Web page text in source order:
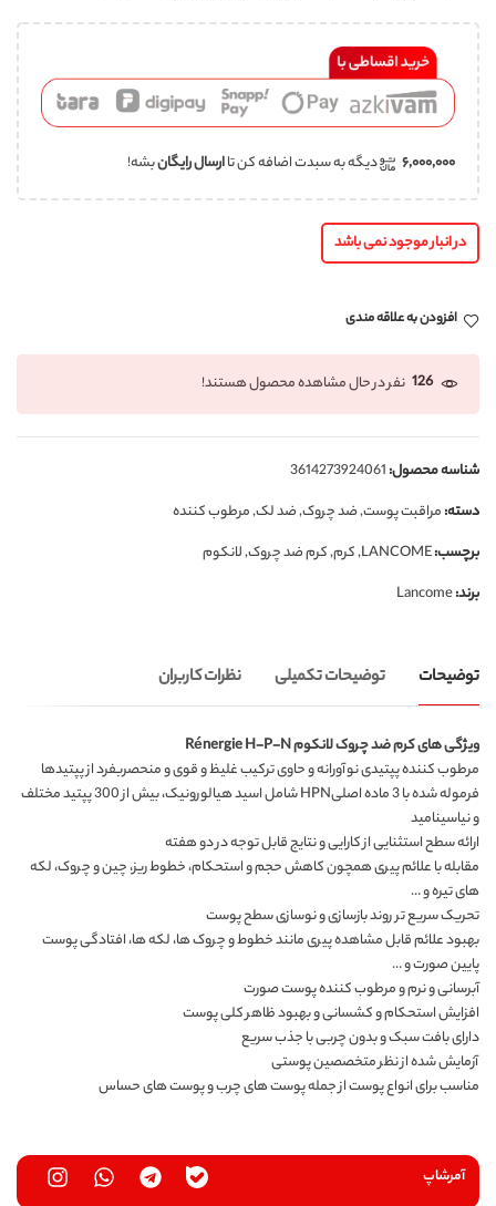
۶,۰۰۰,۰۰۰ دیگه به سبدت اضافه کن تاارسال رایگانبشه!
در انبار موجود نمی باشد
افزودن به علاقه مندی
126 نفر در حال مشاهده محصول هستند!
شناسه محصول:3614273924061
دسته:مراقبت پوست,ضد چروک,ضد لک,مرطوب کننده
برچسب:LANCOME
,کرم,کرم ضد چروک,لانکوم
برند:Lancome
توضیحات توضیحات تکمیلی نظرات کاربران
ویژگی های کرم ضد چروک لانکوم Rénergie H-P-N
مرطوب کننده پپتیدی نوآورانه و حاوی ترکیب غلیظ و قوی و منحصربفرد از پپتیدها
فرموله شده با 3 ماده اصلیHPN شامل اسید هیالورونیک، بیش از 300 پپتید مختلف
و نیاسینامید
ارائه سطح استثنایی از کارایی و نتایج قابل توجه در دو هفته
مقابله با علائم پیری همچون کاهش حجم و استحکام، خطوط ریز، چین و چروک، لکه
های تیره و …
تحریک سریع تر روند بازسازی و نوسازی سطح پوست
بهبود علائم قابل مشاهده پیری مانند خطوط و چروک ها، لکه ها، افتادگی پوست
پایین صورت و …
آبرسانی و نرم و مرطوب کننده پوست صورت
افزایش استحکام و کشسانی و بهبود ظاهر کلی پوست
دارای بافت سبک و بدون چربی با جذب سریع
آزمایش شده از نظر متخصصین پوستی
مناسب برای انواع پوست از جمله پوست های چرب و پوست های حساس
آمرشاپ